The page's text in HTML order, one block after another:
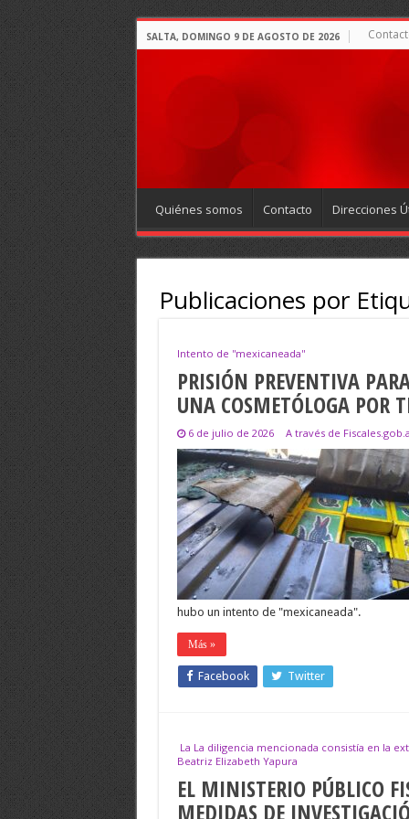
SALTA, DOMINGO 9 DE AGOSTO DE 2026
Quiénes somos Contacto Direcciones
Publicaciones por
Intento de ''mexicaneada''
PRISIÓN PREVENTIVA
UNA COSMETÓLOGA POR
6 de julio de 2026 A través de
hubo un intento de "mexicaneada".
Más »
Facebook Twitter
La La diligencia mencionada consistía en la
Beatriz Elizabeth Yapura
EL MINISTERIO PÚBLICO
MEDIDAS DE